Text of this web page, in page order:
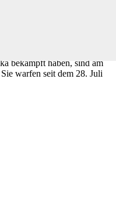
bekämpft haben, sind am
warfen seit dem 28. Juli